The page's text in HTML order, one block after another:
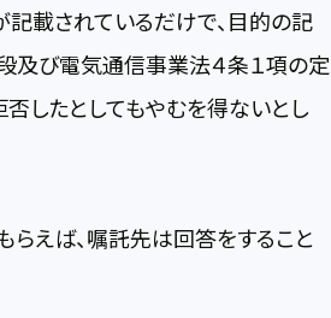
載されているだけで、目的の記
及び電気通信事業法４条１項の定
したとしてもやむを得ないとし
えば、嘱託先は回答をすること